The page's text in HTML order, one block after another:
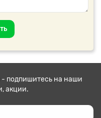
- подпишитесь на наши
акции.